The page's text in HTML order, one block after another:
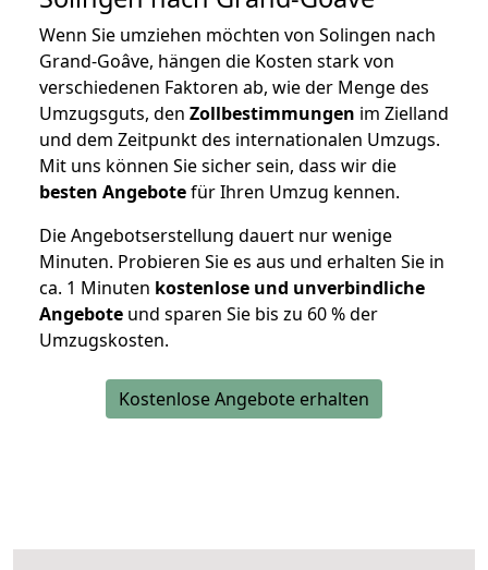
Wenn Sie umziehen möchten von Solingen nach
Grand-Goâve, hängen die Kosten stark von
verschiedenen Faktoren ab, wie der Menge des
Umzugsguts, den Zollbestimmungen im Zielland
und dem Zeitpunkt des internationalen Umzugs.
Mit uns können Sie sicher sein, dass wir die
besten Angebotefür Ihren Umzug kennen.
Die Angebotserstellung dauert nur wenige
Minuten. Probieren Sie es aus und erhalten Sie in
ca. 1 Minuten kostenlose und unverbindliche
Angebote und sparen Sie bis zu 60 % der
Umzugskosten.
Kostenlose Angebote erhalten